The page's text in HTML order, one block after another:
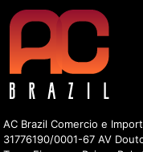
AC Brazil Comercio e
31776190/0001-67 AV